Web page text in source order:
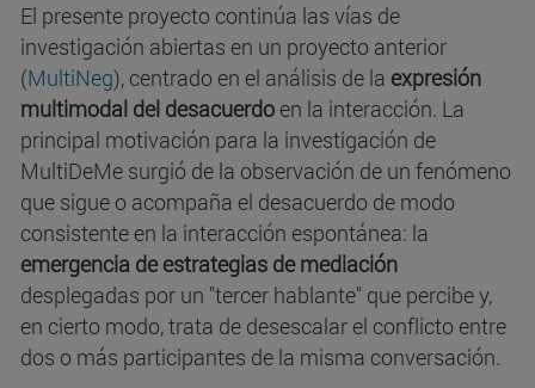
El presente proyecto continúa las vías de
investigación abiertas en un proyecto anterior
(MultiNeg), centrado en el análisis de la expresión
multimodal del desacuerdo en la interacción. La
principal motivación para la investigación de
MultiDeMe surgió de la observación de un fenómeno
que sigue o acompaña el desacuerdo de modo
consistente en la interacción espontánea: la
emergencia de estrategias de mediación
desplegadas por un "tercer hablante" que percibe y,
en cierto modo, trata de desescalar el conflicto entre
dos o más participantes de la misma conversación.